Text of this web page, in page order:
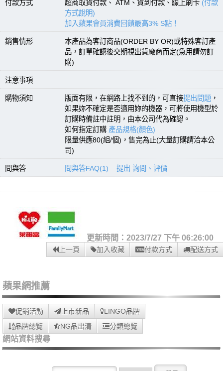
付款方式 超商取貨付款、 ATM、貨到付款、線上刷卡 (付款
方式說明)
加入蘋果會員消費回饋最高3% S點！
銷售情形
本產品為客訂商品(ORDER BY OR)或特殊客訂產
品，訂單確認後交期視出貨廠商而定(急用請勿訂
購)
注意事項
購物須知 版面有限，在網路上找不到的，可直接提出問題 ，
如果妳不確定是否適用妳的機器，可將使用機型於
訂購時備註中註明，由本公司代為確認。
如何指定訂購 產品規格(顏色)
限量供應80(組/個)，售完為止(大量訂購請洽本公
司)
問與答 問與答FAQ(1) 提出 詢問、評價
更新時間：2023/7/27 下午 06:26:00
上一頁 加入收藏 付款方式 配送方式
蘋果網推薦
促銷活動 上市新品
LINGO品牌
品牌總覽
NG品出清 分類總覽
網站資料搜尋